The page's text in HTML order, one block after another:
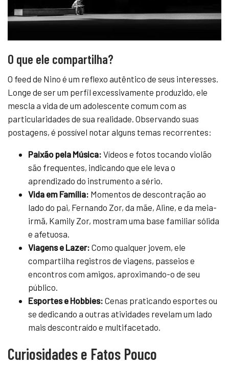
O que ele compartilha?
O feed de Nino é um reflexo autêntico de seus interesses.
Longe de ser um perfil excessivamente produzido, ele
mescla a vida de um adolescente comum com as
particularidades de sua realidade. Observando suas
postagens, é possível notar alguns temas recorrentes:
Paixão pela Música: Vídeos e fotos tocando violão
são frequentes, indicando que ele leva o
aprendizado do instrumento a sério.
Vida em Família: Momentos de descontração ao
lado do pai, Fernando Zor, da mãe, Aline, e da meia-
irmã, Kamily Zor, mostram uma base familiar sólida
e afetuosa.
Viagens e Lazer: Como qualquer jovem, ele
compartilha registros de viagens, passeios e
encontros com amigos, aproximando-o de seu
público.
Esportes e Hobbies: Cenas praticando esportes ou
se dedicando a outras atividades revelam um lado
mais descontraído e multifacetado.
Curiosidades e Fatos Pouco